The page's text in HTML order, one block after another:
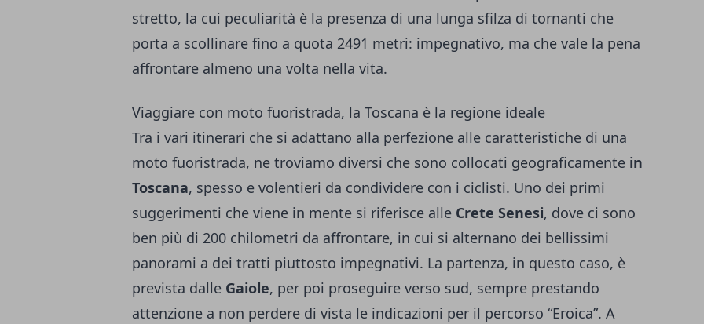
stretto, la cui peculiarità è la presenza di una lunga sfilza di tornanti che
porta a scollinare fino a quota 2491 metri: impegnativo, ma che vale la pena
affrontare almeno una volta nella vita.
Viaggiare con moto fuoristrada, la Toscana è la regione ideale
Tra i vari itinerari che si adattano alla perfezione alle caratteristiche di una
moto fuoristrada, ne troviamo diversi che sono collocati geograficamente in
Toscana, spesso e volentieri da condividere con i ciclisti. Uno dei primi
suggerimenti che viene in mente si riferisce alle Crete Senesi, dove ci sono
ben più di 200 chilometri da affrontare, in cui si alternano dei bellissimi
panorami a dei tratti piuttosto impegnativi. La partenza, in questo caso, è
prevista dalle Gaiole, per poi proseguire verso sud, sempre prestando
attenzione a non perdere di vista le indicazioni per il percorso “Eroica”. A